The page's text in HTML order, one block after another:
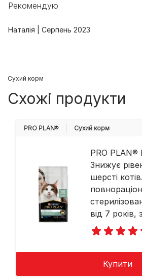
Рекомендую
Наталія Серпень 2023
Cухий корм
Схожі продукти
PRO PLAN® Cухий корм
PRO PLAN®
Знижує
шерсті
від 7 років,
Купити